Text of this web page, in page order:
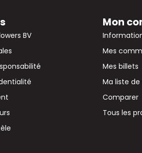
BV
Mon
Mes
Mes billets
Ma liste
Comparer
Tous les